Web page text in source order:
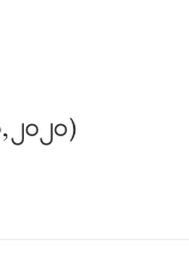
၂၀၂၀)